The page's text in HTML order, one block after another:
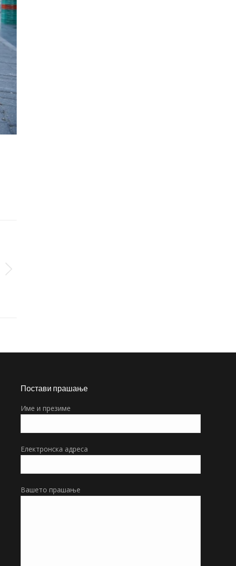
Постави прашање
Име и презиме
Електронска адреса
Вашето прашање